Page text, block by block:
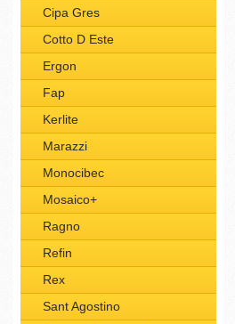
Cipa Gres
Cotto D Este
Ergon
Fap
Kerlite
Marazzi
Monocibec
Mosaico+
Ragno
Refin
Rex
Sant Agostino